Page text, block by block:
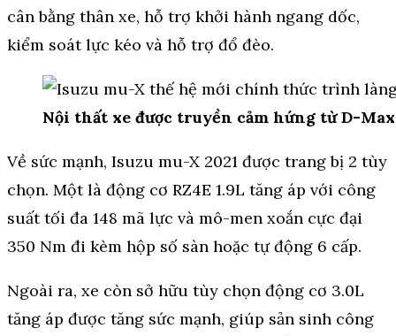
cân bằng thân xe, hỗ trợ khởi hành ngang dốc,
kiểm soát lực kéo và hỗ trợ đổ đèo.
Nội thất xe được truyền cảm hứng từ D-Max
Về sức mạnh, Isuzu mu-X 2021 được trang bị 2 tùy
chọn. Một là động cơ RZ4E 1.9L tăng áp với công
suất tối đa 148 mã lực và mô-men xoắn cực đại
350 Nm đi kèm hộp số sàn hoặc tự động 6 cấp.
Ngoài ra, xe còn sở hữu tùy chọn động cơ 3.0L
tăng áp được tăng sức mạnh, giúp sản sinh công